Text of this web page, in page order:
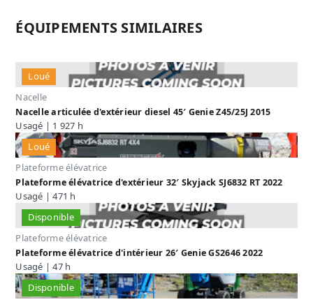
ÉQUIPEMENTS SIMILAIRES
Loué
Nacelle
Nacelle articulée d'extérieur diesel 45′ Genie Z45/25J 2015
Usagé | 1 927 h
Loué
Plateforme élévatrice
Plateforme élévatrice d'extérieur 32′ Skyjack SJ6832 RT 2022
Usagé | 471 h
Disponible
Plateforme élévatrice
Plateforme élévatrice d'intérieur 26′ Genie GS2646 2022
Usagé | 47 h
Disponible